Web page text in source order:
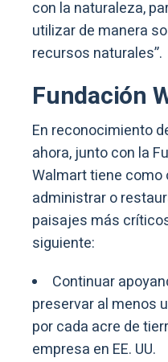
con la naturaleza,
utilizar de manera
recursos naturales”.
Fundación
En reconocimiento
ahora, junto con la
Walmart tiene como
administrar o
paisajes más
siguiente:
Continuar
preservar al menos
por cada acre de
empresa en EE. UU.